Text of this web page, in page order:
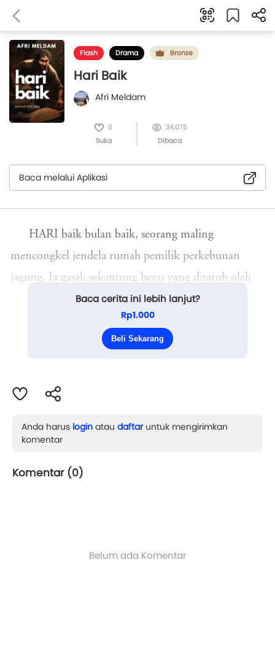
Flash Drama Bronze
Hari Baik
Afri Meldam
0
Suka
34,075
Dibaca
Baca melalui Aplikasi
HARI baik bulan baik, seorang maling
mencongkel jendela rumah pemilik perkebunan
jagung. Ia gasak sekantung beras yang ditaruh oleh
tuan rumah di sudut dapur.
Ya, hanya itu. Ia tak butuh yang lain. Sekarung
beras itu sudah lebih ...
Baca cerita ini lebih lanjut?
Rp1.000
Beli Sekarang
Anda harus login atau daftaruntuk mengirimkan
komentar
Komentar (0)
Belum ada Komentar